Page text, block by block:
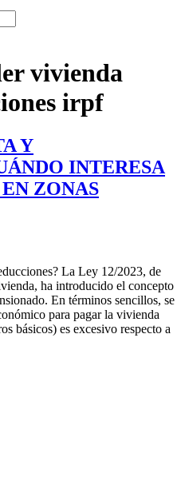
vivienda
irpf
Y
INTERESA
ZONAS
La Ley 12/2023, de
ha introducido el concepto
En términos sencillos, se
para pagar la vivienda
básicos) es excesivo respecto a